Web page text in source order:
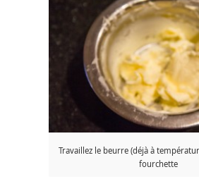
Travaillez le beurre (déjà à
fourchette